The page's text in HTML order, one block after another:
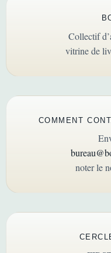
Collectif
vitrine de
COMMENT
noter le